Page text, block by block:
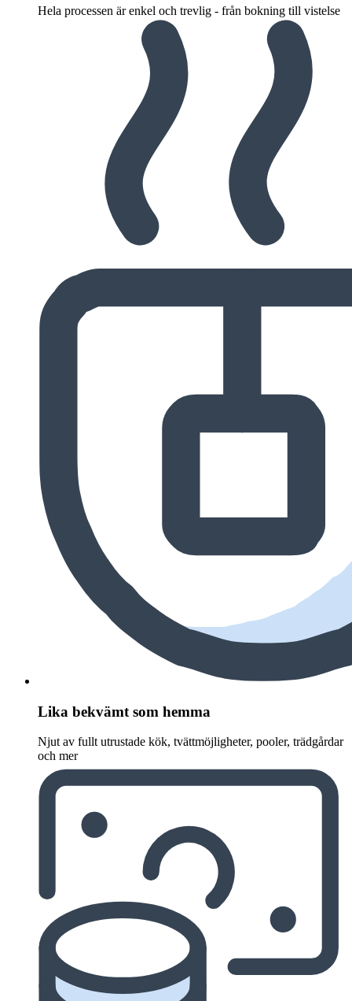
Hela processen är enkel och trevlig - från bokning till vistelse
Lika bekvämt som hemma
Njut av fullt utrustade kök, tvättmöjligheter, pooler, trädgårdar
och mer